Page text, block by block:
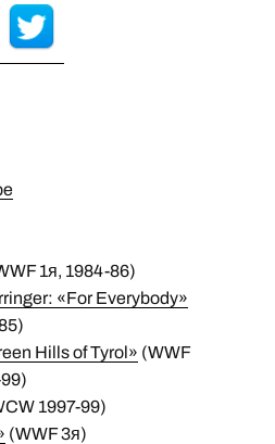
1я, 1984-86)
«For Everybody»
Hills of Tyrol» (WWF
1997-99)
(WWF 3я)